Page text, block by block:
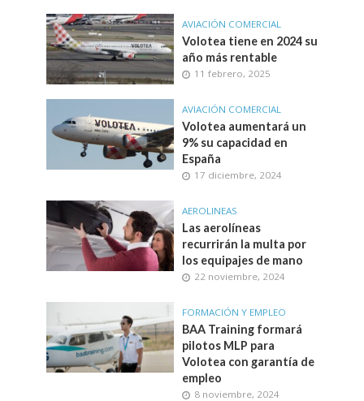
AVIACIÓN COMERCIAL
Volotea tiene en 2024 su
año más rentable
11 febrero, 2025
AVIACIÓN COMERCIAL
Volotea aumentará un
9% su capacidad en
España
17 diciembre, 2024
AEROLINEAS
Las aerolíneas
recurrirán la multa por
los equipajes de mano
22 noviembre, 2024
FORMACIÓN Y EMPLEO
BAA Training formará
pilotos MLP para
Volotea con garantía de
empleo
8 noviembre, 2024